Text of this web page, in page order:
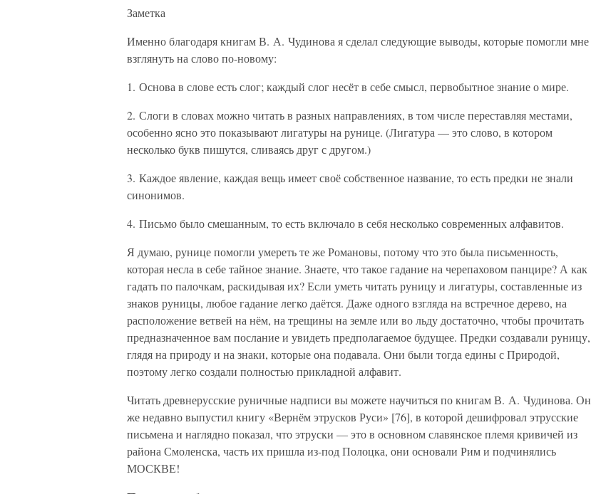
Заметка
Именно благодаря книгам В. А. Чудинова я сделал следующие выводы, которые помогли мне
взглянуть на слово по-новому:
1. Основа в слове есть слог; каждый слог несёт в себе смысл, первобытное знание о мире.
2. Слоги в словах можно читать в разных направлениях, в том числе переставляя местами,
особенно ясно это показывают лигатуры на рунице. (Лигатура — это слово, в котором
несколько букв пишутся, сливаясь друг с другом.)
3. Каждое явление, каждая вещь имеет своё собственное название, то есть предки не знали
синонимов.
4. Письмо было смешанным, то есть включало в себя несколько современных алфавитов.
Я думаю, рунице помогли умереть те же Романовы, потому что это была письменность,
которая несла в себе тайное знание. Знаете, что такое гадание на черепаховом панцире? А как
гадать по палочкам, раскидывая их? Если уметь читать руницу и лигатуры, составленные из
знаков руницы, любое гадание легко даётся. Даже одного взгляда на встречное дерево, на
расположение ветвей на нём, на трещины на земле или во льду достаточно, чтобы прочитать
предназначенное вам послание и увидеть предполагаемое будущее. Предки создавали руницу,
глядя на природу и на знаки, которые она подавала. Они были тогда едины с Природой,
поэтому легко создали полностью прикладной алфавит.
Читать древнерусские руничные надписи вы можете научиться по книгам В. А. Чудинова. Он
же недавно выпустил книгу «Вернём этрусков Руси» [76], в которой дешифровал этрусские
письмена и наглядно показал, что этруски — это в основном славянское племя кривичей из
района Смоленска, часть их пришла из-под Полоцка, они основали Рим и подчинялись
МОСКВЕ!